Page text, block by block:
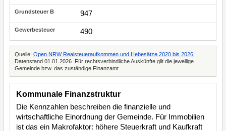
947
490
Quelle: Open.NRW Realsteueraufkommen und Hebesätze 2020 bis 2026
Datenstand 01.01.2026. Für rechtsverbindliche Auskünfte gilt die jeweilige
Gemeinde bzw. das zuständige Finanzamt.
Kommunale Finanzstruktur
Die Kennzahlen beschreiben die finanzielle und
wirtschaftliche Einordnung der Gemeinde. Für Immobilien
ist das ein Makrofaktor: höhere Steuerkraft und Kaufkraft